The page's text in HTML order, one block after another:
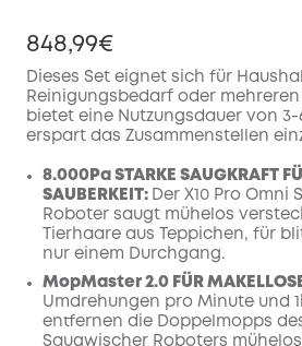
848,99€
Dieses Set eignet sich für
Reinigungsbedarf oder mehreren
bietet eine Nutzungsdauer von
erspart das Zusammenstellen
8.000Pa STARKE SAUGKRAFT
SAUBERKEIT: Der X10 Pro Omni
Roboter saugt mühelos
Tierhaare aus Teppichen, für
nur einem Durchgang.
MopMaster 2.0 FÜR
Umdrehungen pro Minute und
entfernen die Doppelmopps des
Saugwischer Roboters